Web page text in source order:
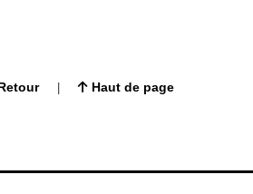
| Haut de page